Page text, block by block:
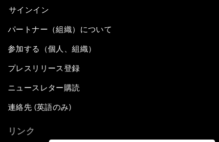
サインイン
パートナー（組織）について
参加する（個人、組織）
プレスリリース登録
ニュースレター購読
連絡先 (英語のみ)
リンク